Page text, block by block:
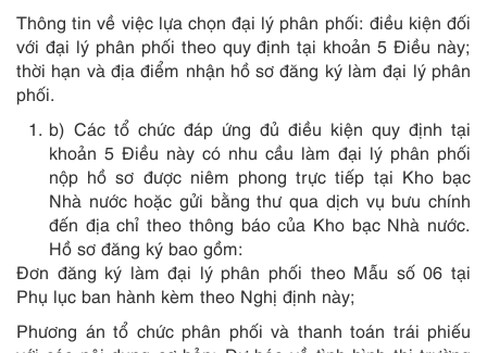
Thông tin về việc lựa chọn đại lý phân phối: điều kiện đối
với đại lý phân phối theo quy định tại khoản 5 Điều này;
thời hạn và địa điểm nhận hồ sơ đăng ký làm đại lý phân
phối.
b) Các tổ chức đáp ứng đủ điều kiện quy định tại
khoản 5 Điều này có nhu cầu làm đại lý phân phối
nộp hồ sơ được niêm phong trực tiếp tại Kho bạc
Nhà nước hoặc gửi bằng thư qua dịch vụ bưu chính
đến địa chỉ theo thông báo của Kho bạc Nhà nước.
Hồ sơ đăng ký bao gồm:
Đơn đăng ký làm đại lý phân phối theo Mẫu số 06 tại
Phụ lục ban hành kèm theo Nghị định này;
Phương án tổ chức phân phối và thanh toán trái phiếu